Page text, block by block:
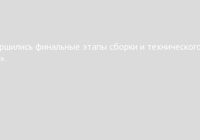
финальные этапы сборки и